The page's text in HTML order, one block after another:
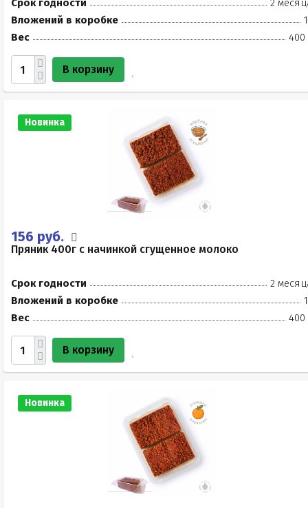
Срок годности
2
Вложений в коробке
Вес
400
В корзину
Новинка
156 руб.
Пряник 400г с начинкой сгущенное молоко
Срок годности
2
Вложений в коробке
Вес
400
В корзину
Новинка